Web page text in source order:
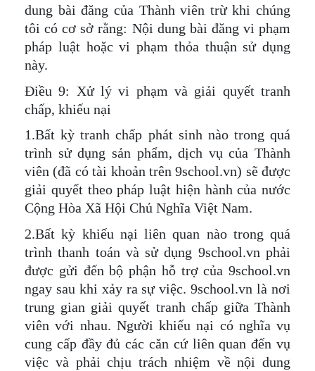
dung bài đăng của Thành viên trừ khi chúng
tôi có cơ sở rằng: Nội dung bài đăng vi phạm
pháp luật hoặc vi phạm thỏa thuận sử dụng
này.
Điều 9: Xử lý vi phạm và giải quyết tranh
chấp, khiếu nại
1.Bất kỳ tranh chấp phát sinh nào trong quá
trình sử dụng sản phẩm, dịch vụ của Thành
viên (đã có tài khoản trên 9school.vn) sẽ được
giải quyết theo pháp luật hiện hành của nước
Cộng Hòa Xã Hội Chủ Nghĩa Việt Nam.
2.Bất kỳ khiếu nại liên quan nào trong quá
trình thanh toán và sử dụng 9school.vn phải
được gửi đến bộ phận hỗ trợ của 9school.vn
ngay sau khi xảy ra sự việc. 9school.vn là nơi
trung gian giải quyết tranh chấp giữa Thành
viên với nhau. Người khiếu nại có nghĩa vụ
cung cấp đầy đủ các căn cứ liên quan đến vụ
việc và phải chịu trách nhiệm về nội dung